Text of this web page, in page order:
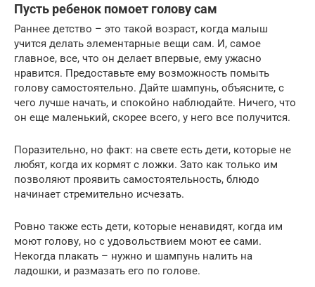
Пусть ребенок помоет голову сам
Раннее детство – это такой возраст, когда малыш
учится делать элементарные вещи сам. И, самое
главное, все, что он делает впервые, ему ужасно
нравится. Предоставьте ему возможность помыть
голову самостоятельно. Дайте шампунь, объясните, с
чего лучше начать, и спокойно наблюдайте. Ничего, что
он еще маленький, скорее всего, у него все получится.
Поразительно, но факт: на свете есть дети, которые не
любят, когда их кормят с ложки. Зато как только им
позволяют проявить самостоятельность, блюдо
начинает стремительно исчезать.
Ровно также есть дети, которые ненавидят, когда им
моют голову, но с удовольствием моют ее сами.
Некогда плакать – нужно и шампунь налить на
ладошки, и размазать его по голове.